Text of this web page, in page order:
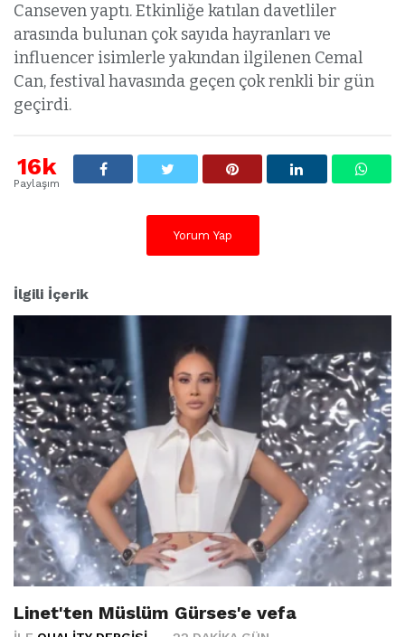
Canseven yaptı. Etkinliğe katılan davetliler
arasında bulunan çok sayıda hayranları ve
influencer isimlerle yakından ilgilenen Cemal
Can, festival havasında geçen çok renkli bir gün
geçirdi.
16k
Paylaşım
Yorum Yap
İlgili İçerik
Linet'ten Müslüm Gürses'e vefa